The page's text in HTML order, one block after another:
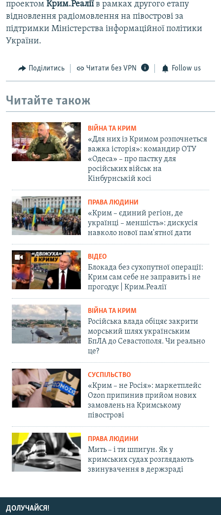
проектом Крим.Реаліїв рамках другого етапу
відновлення радіомовлення на півострові за
підтримки Міністерства інформаційної політики
України.
Поділитись Читати без VPN Follow us
Читайте також
ВІЙНА ТА КРИМ
«Для них із Кримом розпочнеться
важка історія»: командир ОТУ
«Одеса» – про пастку для
російських військ на
Кінбурнській косі
ПРАВА ЛЮДИНИ
«Крим – єдиний регіон, де
українці – меншість»: дискусія
навколо нової пам'ятної дати
ВІДЕО
Блокада без сухопутної операції:
Крим сам себе не заправить і не
прогодує | Крим.Реалії
ВІЙНА ТА КРИМ
Російська влада обіцяє закрити
морський шлях українським
БпЛА до Севастополя. Чи реально
це?
СУСПІЛЬСТВО
«Крим – не Росія»: маркетплейс
Ozon припинив прийом нових
замовлень на Кримському
півострові
ПРАВА ЛЮДИНИ
Мить – і ти шпигун. Як у
кримських судах розглядають
звинувачення в держзраді
ДОЛУЧАЙСЯ!